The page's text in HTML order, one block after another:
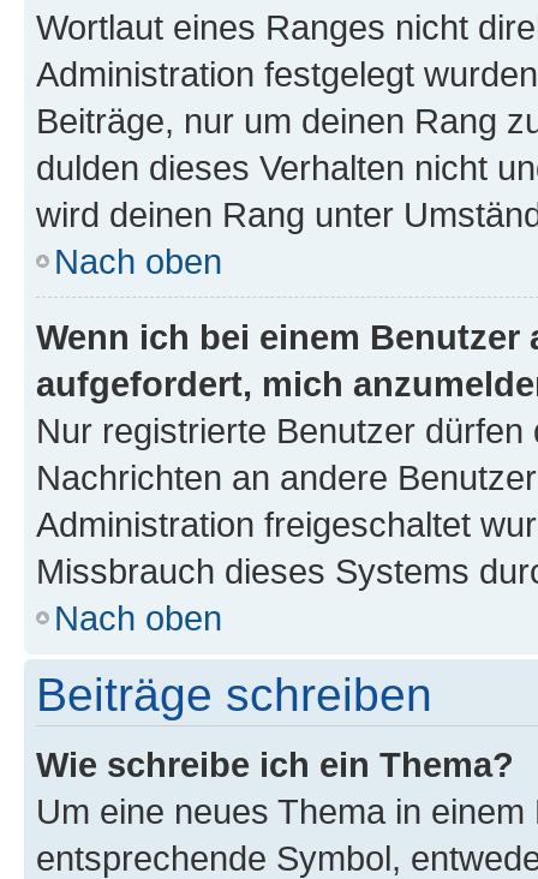
Wortlaut eines Ranges nicht
Administration festgelegt
Beiträge, nur um deinen Rang
dulden dieses Verhalten nicht
wird deinen Rang unter
Nach oben
Wenn ich bei einem
aufgefordert, mich
Nur registrierte Benutzer
Nachrichten an andere
Administration freigeschaltet
Missbrauch dieses Systems
Nach oben
Beiträge schreiben
Wie schreibe ich ein Thema?
Um eine neues Thema in
entsprechende Symbol,